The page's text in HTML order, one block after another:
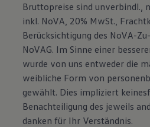
Bruttopreise sind unverbindl.,
inkl. NoVA, 20% MwSt.,
Berücksichtigung des NoVA-
NoVAG. Im Sinne einer
wurde von uns entweder die
weibliche Form von
gewählt. Dies impliziert
Benachteiligung des jeweils
danken für Ihr Verständnis.